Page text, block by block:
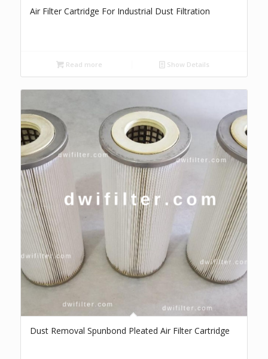
Air Filter Cartridge For Industrial Dust Filtration
Read more Show Details
Dust Removal Spunbond Pleated Air Filter Cartridge